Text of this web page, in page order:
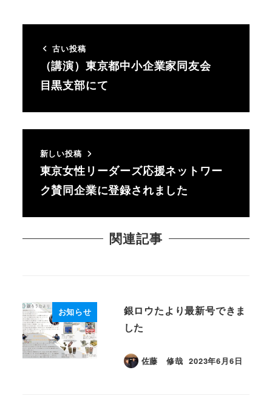
古い投稿
（講演）東京都中小企業家同友会
目黒支部にて
新しい投稿
東京女性リーダーズ応援ネットワー
ク賛同企業に登録されました
関連記事
お知らせ
銀ロウたより最新号できま
した
佐藤 修哉
投稿日
2023年6月6日